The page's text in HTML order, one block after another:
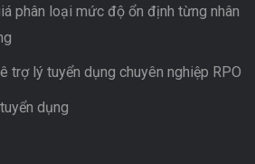
phân loại mức độ ổn định từng nhân
trợ lý tuyển dụng chuyên nghiệp RPO
dụng